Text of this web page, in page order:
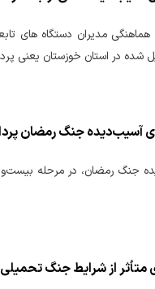
از شرایط جنگ تحمیلی